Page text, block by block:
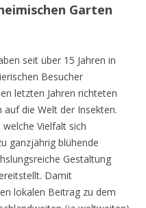
Garten
seit über 15 Jahren in
Besucher
letzten Jahren richteten
die Welt der Insekten.
Vielfalt sich
ganzjährig blühende
Gestaltung
Damit
lokalen Beitrag zu dem